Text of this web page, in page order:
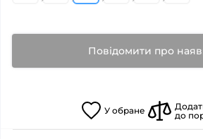
Повідомити про
У обране
до